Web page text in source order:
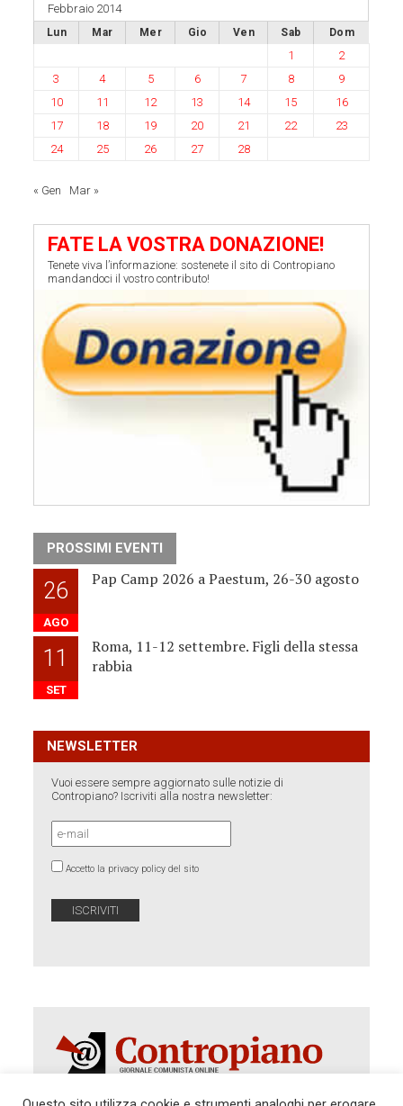
Febbraio 2014
Lun Mar Mer Gio Ven Sab Dom
1
2
3
4 5 6 7 8
9
10
11 12 13 14 15
16
17
18 19 20 21 22
23
24
25 26 27 28
« Gen Mar »
FATE LA VOSTRA DONAZIONE!
Tenete viva l’informazione: sostenete il sito di Contropiano
mandandoci il vostro contributo!
PROSSIMI EVENTI
26
AGO
Pap Camp 2026 a Paestum, 26-30 agosto
11
SET
Roma, 11-12 settembre. Figli della stessa
rabbia
NEWSLETTER
Vuoi essere sempre aggiornato sulle notizie di
Contropiano? Iscriviti alla nostra newsletter:
Accetto la privacy policy del sito